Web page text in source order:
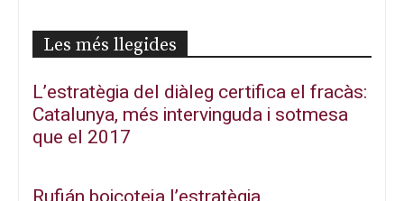
Les més llegides
L’estratègia del diàleg certifica el fracàs:
Catalunya, més intervinguda i sotmesa
que el 2017